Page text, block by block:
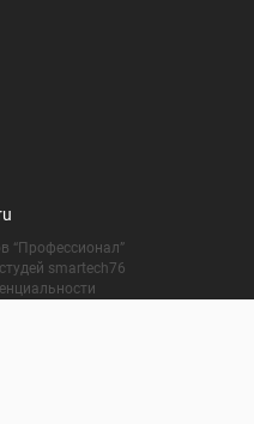
“Профессионал”
smartech76